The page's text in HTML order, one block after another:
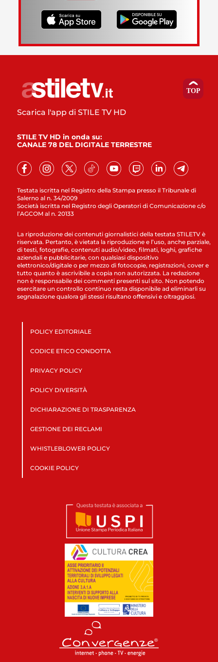
Testata iscritta nel Registro della Stampa presso il Tribunale di
Salerno al n. 34/2009
Società iscritta nel Registro degli Operatori di Comunicazione c/o
l’AGCOM al n. 20133
Scarica l'app di STILE TV HD
STILE TV HD in onda su:
CANALE 78 DEL DIGITALE TERRESTRE
La riproduzione dei contenuti giornalistici della testata STILETV è
riservata. Pertanto, è vietata la riproduzione e l’uso, anche parziale,
di testi, fotografie, contenuti audio/video, filmati, loghi, grafiche
aziendali e pubblicitarie, con qualsiasi dispositivo
elettronico/digitale o per mezzo di fotocopie, registrazioni, cover e
tutto quanto è ascrivibile a copia non autorizzata. La redazione
non è responsabile dei commenti presenti sul sito. Non potendo
esercitare un controllo continuo resta disponibile ad eliminarli su
segnalazione qualora gli stessi risultano offensivi e oltraggiosi.
POLICY EDITORIALE
CODICE ETICO CONDOTTA
PRIVACY POLICY
POLICY DIVERSITÀ
DICHIARAZIONE DI TRASPARENZA
GESTIONE DEI RECLAMI
WHISTLEBLOWER POLICY
COOKIE POLICY